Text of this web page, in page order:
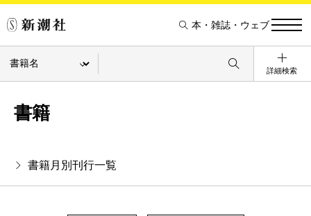
本・雑誌・ウェブ
詳細検索
書籍
書籍月別刊行一覧